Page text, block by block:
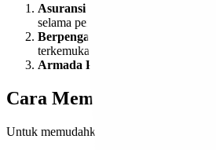
Asuransi Pengiriman:
Kami
selama perjalanan.
Berpengalaman dan Terpercaya:
terkemuka di Indonesia. Kami
Armada Pengiriman yang
Cara Memesan Layanan
Untuk memudahkan pelanggan dalam